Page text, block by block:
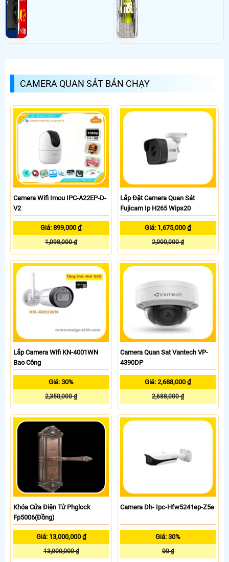
CAMERA QUAN SÁT BÁN CHẠY
Camera Wifi Imou IPC-A22EP-D-
V2
Giá: 899,000 ₫
1,098,000 ₫
Lắp Đặt Camera Quan Sát
Fujicam Ip H265 Wips20
Giá: 1,675,000 ₫
2,000,000 ₫
Lắp Camera Wifi KN-4001WN
Bao Công
Giá: 30%
2,350,000 ₫
Camera Quan Sat Vantech VP-
4390DP
Giá: 2,688,000 ₫
2,688,000 ₫
Khóa Cửa Điện Tử Phglock
Fp5006(Đồng)
Giá: 13,000,000 ₫
13,000,000 ₫
Camera Dh- Ipc-Hfw5241ep-Z5e
Giá: 30%
00 ₫